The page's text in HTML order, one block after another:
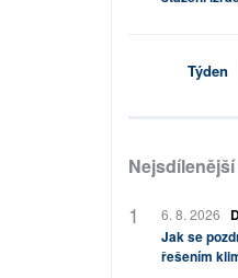
Týden
6. 8. 2026
Jak se
řešením